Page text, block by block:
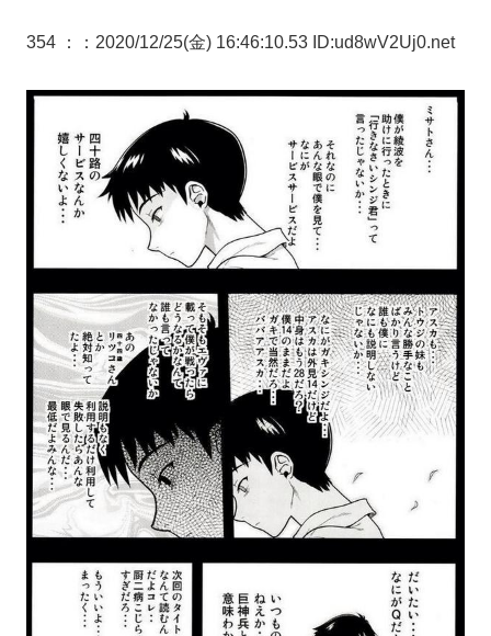
354 ： ：2020/12/25(金) 16:46:10.53 ID:ud8wV2Uj0.net